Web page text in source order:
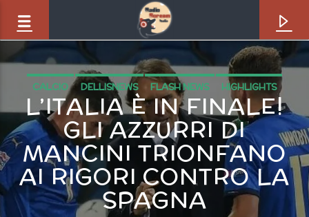
CALCIO DELLISNEWS FLASH NEWS
HIGHLIGHTS
INFO RADIO
RADIO NEWS SPORT WORLD
L’ITALIA È IN FINALE!
GLI AZZURRI DI
MANCINI TRIONFANO
AI RIGORI CONTRO LA
SPAGNA